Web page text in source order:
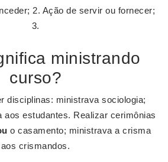
2. Ação de servir ou fornecer;
3.
ministrando
curso?
disciplinas: ministrava sociologia;
aos estudantes. Realizar cerimônias
o casamento; ministrava a crisma
aos crismandos.